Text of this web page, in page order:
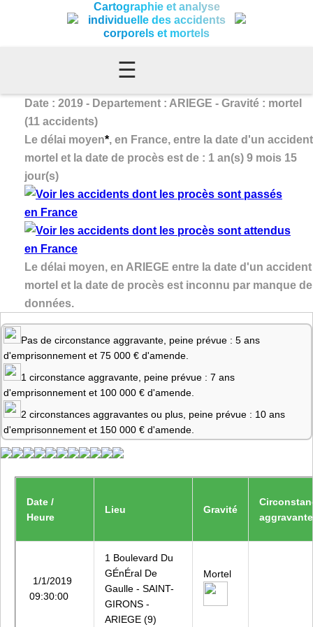
Cartographie et analyse
individuelle des accidents
corporels et mortels
☰
Date : 2019 - Departement : ARIEGE - Gravité : mortel
(11 accidents)
Le délai moyen*, en France, entre la date d'un accident
mortel et la date de procès est de : 1 an(s) 9 mois 15
jour(s)
Le délai moyen, en ARIEGE entre la date d'un accident
mortel et la date de procès est inconnu par manque de
données.
Pas de circonstance aggravante, peine prévue : 5 ans
d'emprisonnement et 75 000 € d'amende.
1 circonstance aggravante, peine prévue : 7 ans
d'emprisonnement et 100 000 € d'amende.
2 circonstances aggravantes ou plus, peine prévue : 10 ans
d'emprisonnement et 150 000 € d'amende.
Date /
Heure
Lieu Gravité
1/1/2019
09:30:00
1 Boulevard Du
GÉnÉral De
Gaulle - SAINT-
GIRONS -
ARIEGE (9)
Mortel